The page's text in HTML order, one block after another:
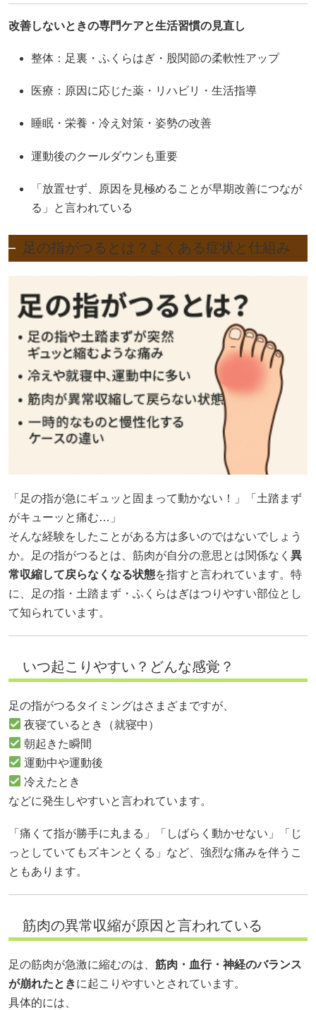
改善しないときの専門ケアと生活習慣の見直し
整体：足裏・ふくらはぎ・股関節の柔軟性アップ
医療：原因に応じた薬・リハビリ・生活指導
睡眠・栄養・冷え対策・姿勢の改善
運動後のクールダウンも重要
「放置せず、原因を見極めることが早期改善につなが
る」と言われている
足の指がつるとは？よくある症状と仕組み
「足の指が急にギュッと固まって動かない！」「土踏まず
がキューッと痛む…」
そんな経験をしたことがある方は多いのではないでしょう
か。足の指がつるとは、筋肉が自分の意思とは関係なく 異
常収縮して戻らなくなる状態を指すと言われています。特
に、足の指・土踏まず・ふくらはぎはつりやすい部位とし
て知られています。
いつ起こりやすい？どんな感覚？
足の指がつるタイミングはさまざまですが、
夜寝ているとき（就寝中）
朝起きた瞬間
運動中や運動後
冷えたとき
などに発生しやすいと言われています。
「痛くて指が勝手に丸まる」「しばらく動かせない」「じ
っとしていてもズキンとくる」など、強烈な痛みを伴うこ
ともあります。
筋肉の異常収縮が原因と言われている
足の筋肉が急激に縮むのは、 筋肉・血行・神経のバランス
が崩れたときに起こりやすいとされています。
具体的には、